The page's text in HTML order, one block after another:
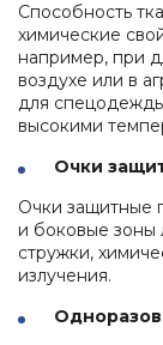
Способность
химические
например, при
воздухе или в
для
высокими
Очки
Очки защитные
и боковые зоны
стружки,
излучения.